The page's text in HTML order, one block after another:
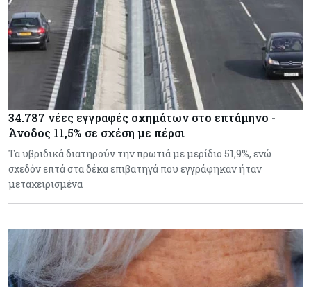
34.787 νέες εγγραφές οχημάτων στο επτάμηνο -
Άνοδος 11,5% σε σχέση με πέρσι
Τα υβριδικά διατηρούν την πρωτιά με μερίδιο 51,9%, ενώ
σχεδόν επτά στα δέκα επιβατηγά που εγγράφηκαν ήταν
μεταχειρισμένα